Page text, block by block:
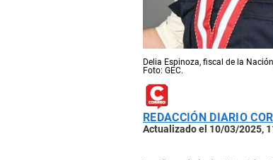
Delia Espinoza, fiscal de la
Foto: GEC.
REDACCIÓN DIARIO
Actualizado el 10/03/2025,